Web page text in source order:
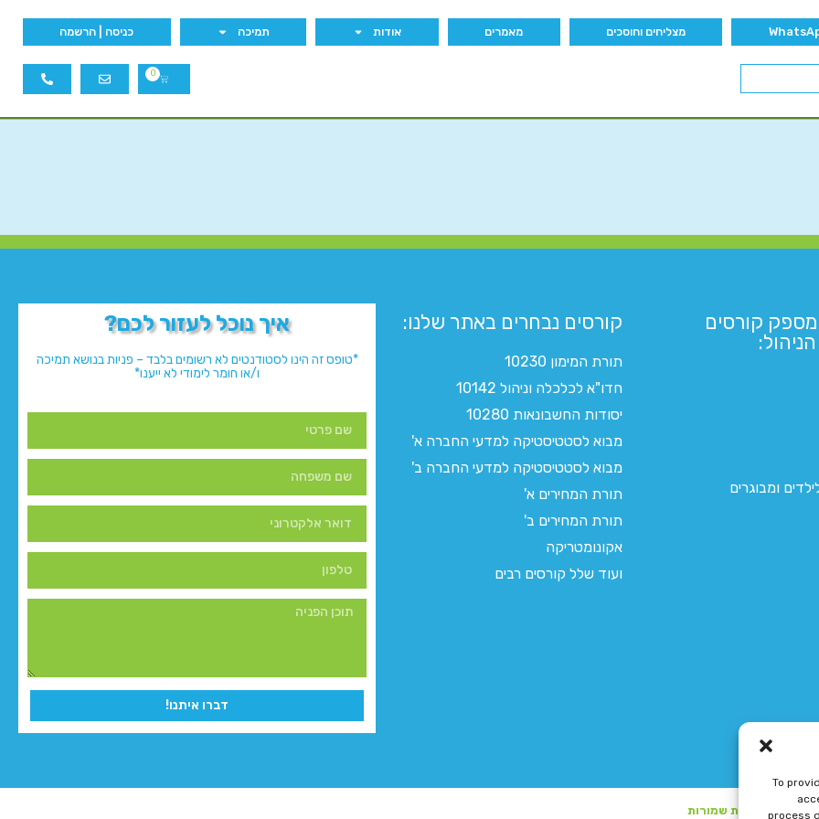
To
process
מצליחים וחוסכים מאמרים אודות תמיכה כניסה | הרשמה
0
קורסים
ומבוגרים
קורסים נבחרים באתר שלנו:​
תורת המימון 10230
חדו"א לכלכלה וניהול 10142
יסודות החשבונאות 10280
מבוא לסטטיסטיקה למדעי החברה א'
מבוא לסטטיסטיקה למדעי החברה ב'
תורת המחירים א'
תורת המחירים ב'
אקונומטריקה
ועוד שלל קורסים רבים
איך נוכל לעזור לכם?
*טופס זה הינו לסטודנטים לא רשומים בלבד – פניות בנושא תמיכה
ו/או חומר לימודי לא ייענו*
דברו איתנו!